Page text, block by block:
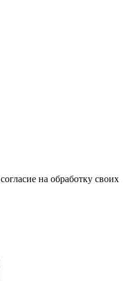
на обработку своих